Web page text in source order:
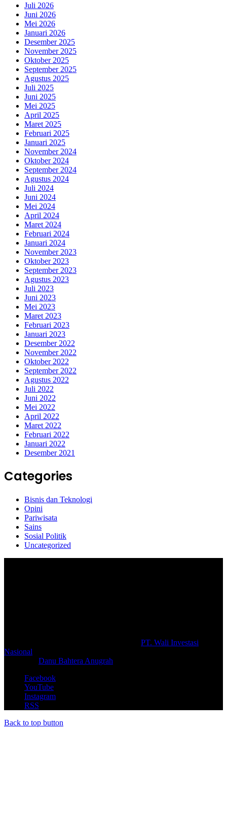
Juli 2026
Juni 2026
Mei 2026
Januari 2026
Desember 2025
November 2025
Oktober 2025
September 2025
Agustus 2025
Juli 2025
Juni 2025
Mei 2025
April 2025
Maret 2025
Februari 2025
Januari 2025
November 2024
Oktober 2024
September 2024
Agustus 2024
Juli 2024
Juni 2024
Mei 2024
April 2024
Maret 2024
Februari 2024
Januari 2024
November 2023
Oktober 2023
September 2023
Agustus 2023
Juli 2023
Juni 2023
Mei 2023
Maret 2023
Februari 2023
Januari 2023
Desember 2022
November 2022
Oktober 2022
September 2022
Agustus 2022
Juli 2022
Juni 2022
Mei 2022
April 2022
Maret 2022
Februari 2022
Januari 2022
Desember 2021
Categories
Bisnis dan Teknologi
Opini
Pariwisata
Sains
Sosial Politik
Uncategorized
PT. Wali Investasi
Nasional
Danu Bahtera Anugrah
Facebook
YouTube
Instagram
RSS
Back to top button